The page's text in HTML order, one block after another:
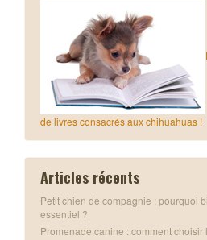
de livres consacrés aux chihuahuas !
Articles récents
Petit chien de compagnie : pourquoi
essentiel ?
Promenade canine : comment choisir